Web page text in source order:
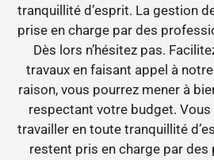
tranquillité d’esprit. La gestion
prise en charge par des
Dès lors n’hésitez pas.
travaux en faisant appel à
raison, vous pourrez mener à
respectant votre budget. Vous
travailler en toute tranquillité
restent pris en charge par